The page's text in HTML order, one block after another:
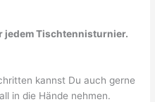
jedem Tischtennisturnier.
kannst Du auch gerne
in die Hände nehmen.